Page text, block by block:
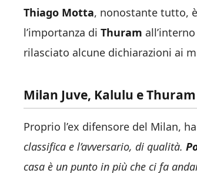
Thiago Motta, nonostante tutto,
l’importanza di Thuram
rilasciato alcune dichiarazioni ai
Milan Juve, Kalulu e
Proprio l’ex difensore del Milan,
classifica e l’avversario, di qualità.
casa è un punto in più che ci fa